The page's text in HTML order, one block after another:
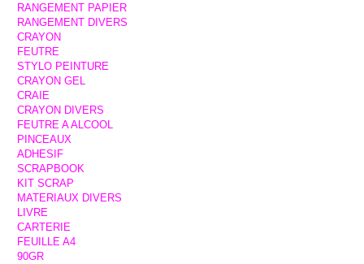
RANGEMENT PAPIER
RANGEMENT DIVERS
CRAYON
FEUTRE
STYLO PEINTURE
CRAYON GEL
CRAIE
CRAYON DIVERS
FEUTRE A ALCOOL
PINCEAUX
ADHESIF
SCRAPBOOK
KIT SCRAP
MATERIAUX DIVERS
LIVRE
CARTERIE
FEUILLE A4
90GR